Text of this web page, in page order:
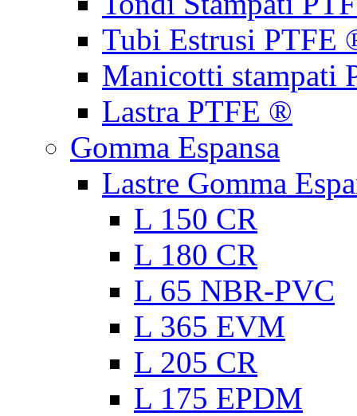
Tubi Estrusi PTFE
Manicotti stampati
Lastra PTFE ®
Gomma Espansa
Lastre Gomma
L 150 CR
L 180 CR
L 65 NBR-PVC
L 365 EVM
L 205 CR
L 175 EPDM